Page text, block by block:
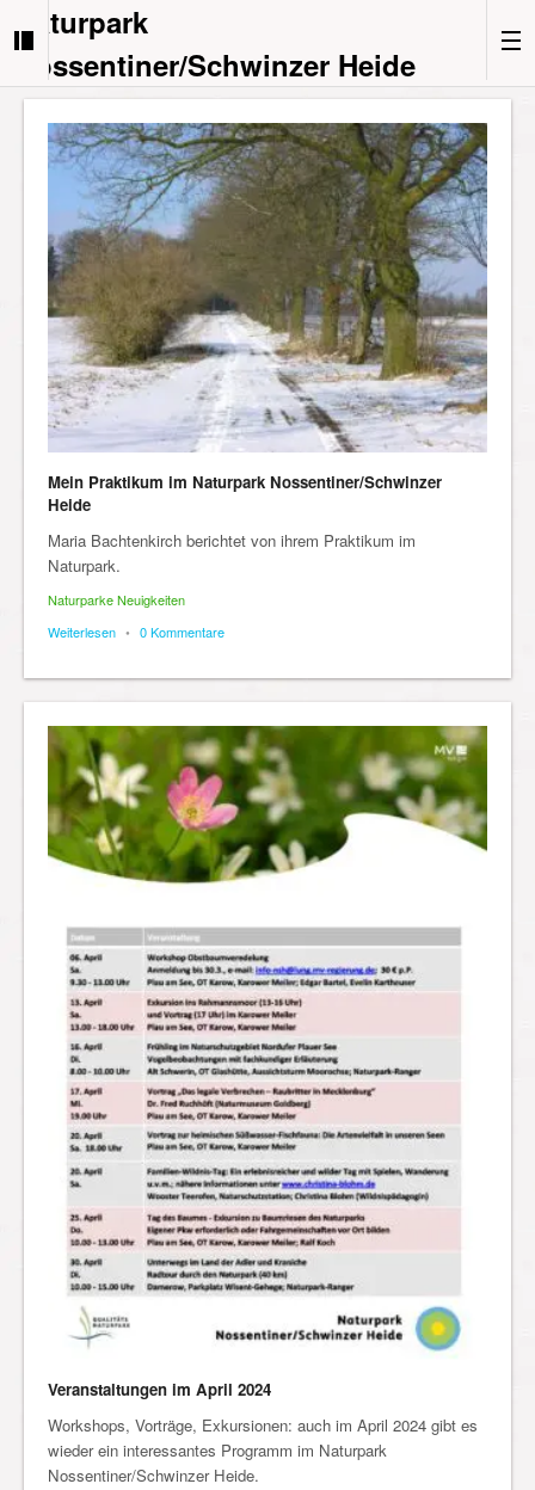
Naturpark
Nossentiner/Schwinzer Heide
Mein Praktikum im Naturpark Nossentiner/Schwinzer
Heide
Maria Bachtenkirch berichtet von ihrem Praktikum im
Naturpark.
Naturparke Neuigkeiten
Weiterlesen • 0 Kommentare
Veranstaltungen im April 2024
Workshops, Vorträge, Exkursionen: auch im April 2024 gibt es
wieder ein interessantes Programm im Naturpark
Nossentiner/Schwinzer Heide.